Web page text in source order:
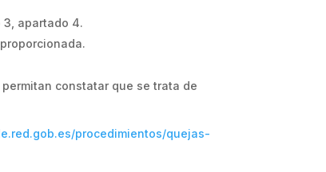
3, apartado 4.
constatar que se trata de
procedimientos/quejas-